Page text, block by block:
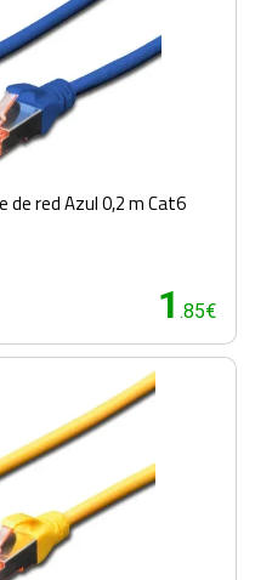
de red Azul 0,2 m Cat6
1 .85€